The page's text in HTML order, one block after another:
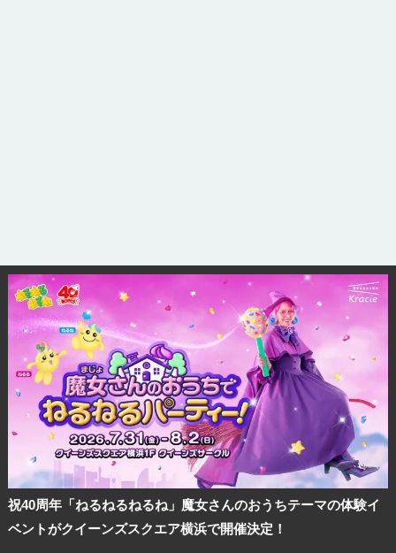
祝40周年「ねるねるねるね」魔女さんのおうちテーマの体験イ
ベントがクイーンズスクエア横浜で開催決定！